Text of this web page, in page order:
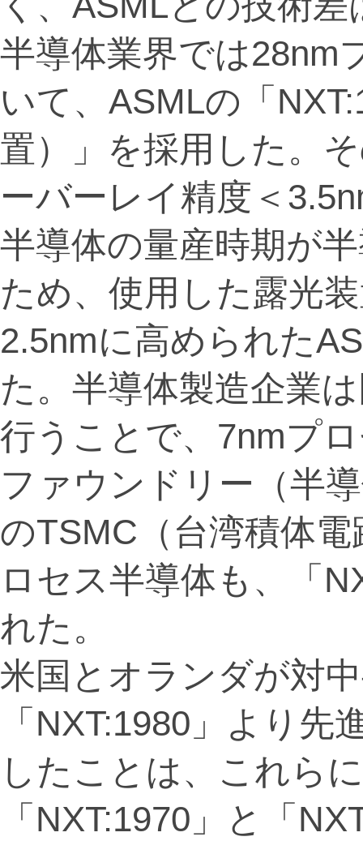
半導体業界では28nm
いて、ASMLの「
置）」を採用した。
ーバーレイ精度＜
半導体の量産時期が
ため、使用した露光
2.5nmに高められた
た。半導体製造企業
行うことで、7nmプ
ファウンドリー（半
のTSMC（台湾積体
ロセス半導体も、「
れた。
米国とオランダが対
「NXT:1980」より
したことは、これら
「NXT:1970」と「